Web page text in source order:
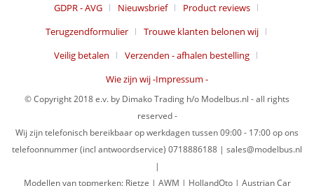
GDPR - AVG
Nieuwsbrief
Product reviews
Terugzendformulier
Trouwe klanten belonen wij
Veilig betalen
Verzenden - afhalen bestelling
Wie zijn wij -Impressum -
© Copyright 2018 e.v. by Dimako Trading h/o Modelbus.nl - all rights
reserved -
Wij zijn telefonisch bereikbaar op werkdagen tussen 09:00 - 17:00 op ons
telefoonnummer (incl antwoordservice) 0718886188 | sales@modelbus.nl
|
Modellen van topmerken: Rietze | AWM | HollandOto | Austrian Car